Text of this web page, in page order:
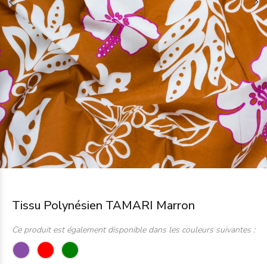
Tissu Polynésien TAMARI Marron
Ce produit est également disponible dans les couleurs suivantes :